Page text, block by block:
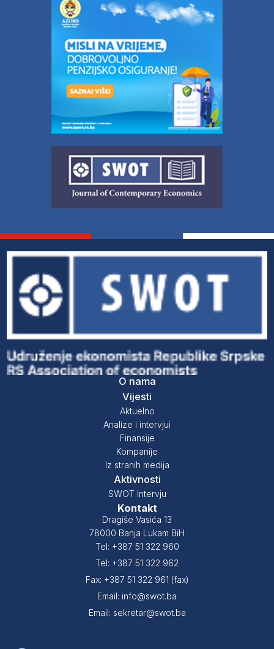
O nama
Vijesti
Aktuelno
Analize i intervjui
Finansije
Kompanije
Iz stranih medija
Aktivnosti
SWOT Intervju
Kontakt
Dragiše Vasića 13
78000 Banja Lukam BiH
Tel: +387 51 322 960
Tel: +387 51 322 962
Fax: +387 51 322 961 (fax)
Email: info@swot.ba
Email: sekretar@swot.ba